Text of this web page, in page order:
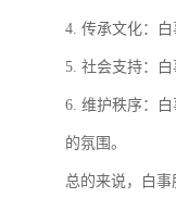
4. 传承文化：
5. 社会支持：
6. 维护秩序：
的氛围。
总的来说，白